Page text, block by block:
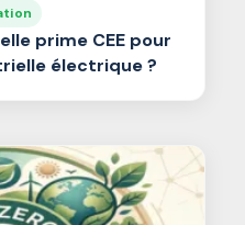
prime CEE pour
électrique ?